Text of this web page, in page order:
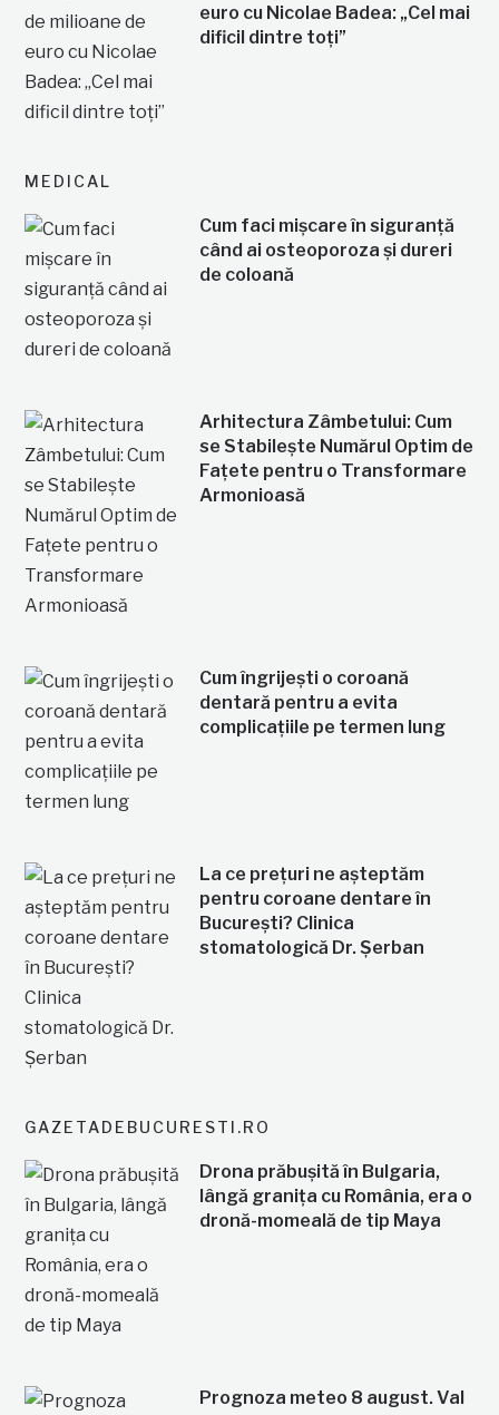
euro cu Nicolae Badea: „Cel mai
dificil dintre toți”
MEDICAL
Cum faci mișcare în siguranță
când ai osteoporoza și dureri
de coloană
Arhitectura Zâmbetului: Cum
se Stabilește Numărul Optim de
Fațete pentru o Transformare
Armonioasă
Cum îngrijești o coroană
dentară pentru a evita
complicațiile pe termen lung
La ce prețuri ne așteptăm
pentru coroane dentare în
București? Clinica
stomatologică Dr. Șerban
GAZETADEBUCURESTI.RO
Drona prăbușită în Bulgaria,
lângă granița cu România, era o
dronă-momeală de tip Maya
Prognoza meteo 8 august. Val